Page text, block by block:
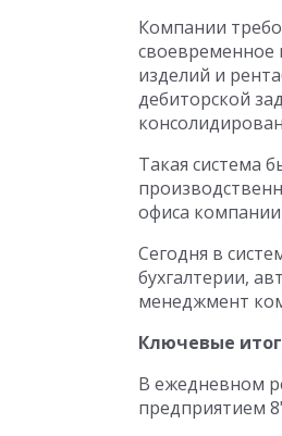
Компании
своевременное
изделий и
дебиторской
Такая система
офиса компании
Сегодня в
бухгалтерии,
менеджмент
Ключевые
В ежедневном
предприятием